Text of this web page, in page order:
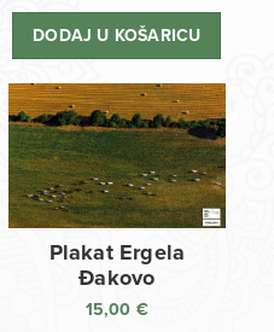
DODAJ U KOŠARICU
Plakat Ergela
Đakovo
15,00 €